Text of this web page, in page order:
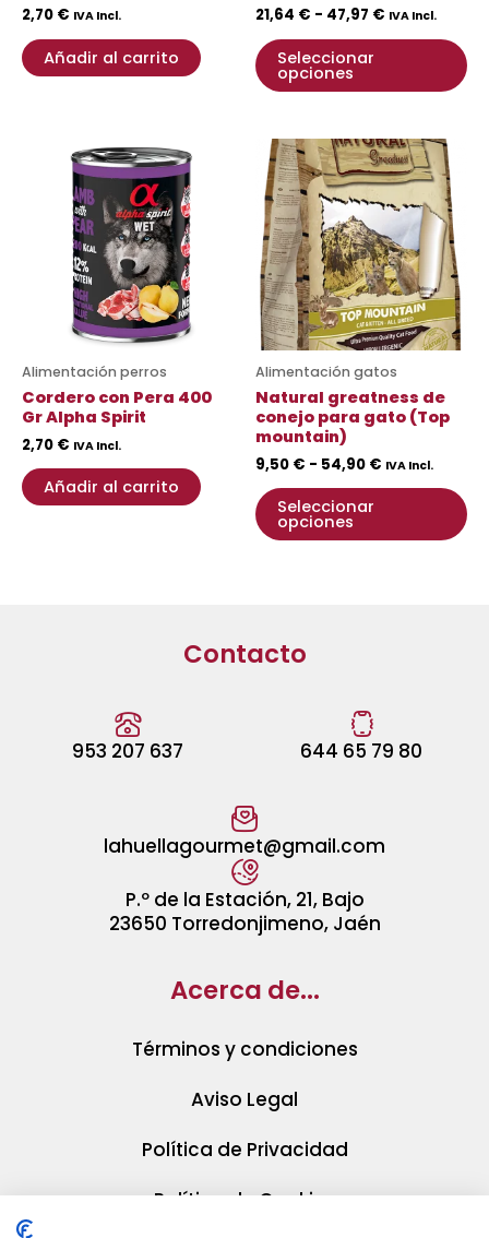
2,70 € IVA Incl.
Añadir al carrito
21,64 € - 47,97 € IVA Incl.
Seleccionar
opciones
de
Alimentación perros
Cordero con Pera 400
Gr Alpha Spirit
2,70 € IVA Incl.
Añadir al carrito
Alimentación gatos
Natural greatness de
conejo para gato (Top
mountain)
9,50 € - 54,90 €
Rango
de
precios:
desde
9,50 €
hasta
54,90 €
IVA Incl.
Seleccionar
opciones
Contacto
953 207 637 644 65 79 80
lahuellagourmet@gmail.com
P.º de la Estación, 21, Bajo
23650 Torredonjimeno, Jaén
Acerca de...
Términos y condiciones
Aviso Legal
Política de Privacidad
Política de Cookies